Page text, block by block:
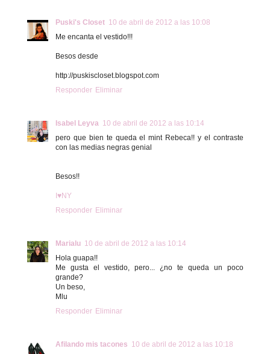
Puski's Closet 10 de abril de 2012 a las 10:08
Me encanta el vestido!!!
Besos desde
http://puskiscloset.blogspot.com
Responder Eliminar
Isabel Leyva 10 de abril de 2012 a las 10:14
pero que bien te queda el mint Rebeca!! y el contraste
con las medias negras genial
Besos!!
I♥NY
Responder Eliminar
Marialu 10 de abril de 2012 a las 10:14
Hola guapa!!
Me gusta el vestido, pero... ¿no te queda un poco
grande?
Un beso,
Mlu
Responder Eliminar
Afilando mis tacones 10 de abril de 2012 a las 10:18